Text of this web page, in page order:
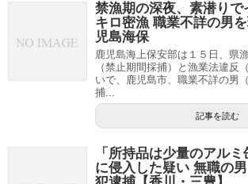
禁漁期の深夜、素潜りで
キロ密漁 職業不詳の男
児島海保
鹿児島海上保安部は１５日、県
（禁止期間採捕）と漁業法違反
いで、鹿児島市、職業不詳の男
捕...
記事を読む
「所持品は少量のアル
に侵入した疑い 無職の